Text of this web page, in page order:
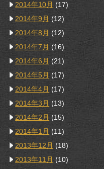
2014年10月 (17)
2014年9月 (12)
2014年8月 (12)
2014年7月 (16)
2014年6月 (21)
2014年5月 (17)
2014年4月 (17)
2014年3月 (13)
2014年2月 (15)
2014年1月 (11)
2013年12月 (18)
2013年11月 (10)